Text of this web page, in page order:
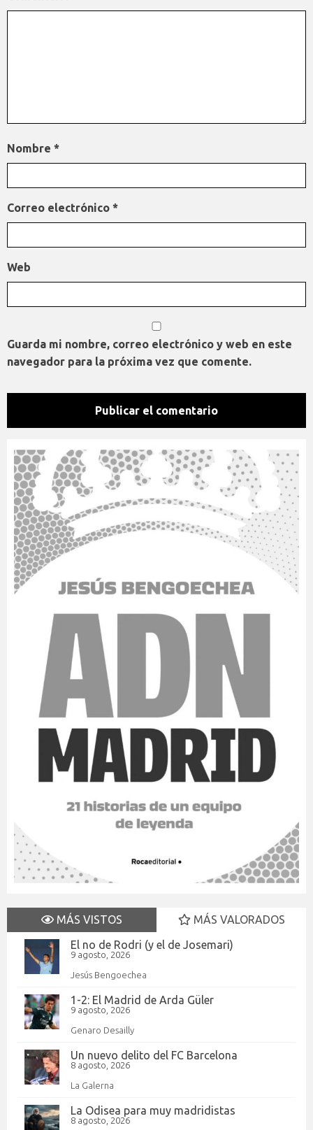
Nombre *
Correo electrónico *
Web
Guarda mi nombre, correo electrónico y web en este
navegador para la próxima vez que comente.
MÁS VISTOS
MÁS VALORADOS
El no de Rodri (y el de Josemari)
9 agosto, 2026
Jesús Bengoechea
1-2: El Madrid de Arda Güler
9 agosto, 2026
Genaro Desailly
Un nuevo delito del FC Barcelona
8 agosto, 2026
La Galerna
La Odisea para muy madridistas
8 agosto, 2026